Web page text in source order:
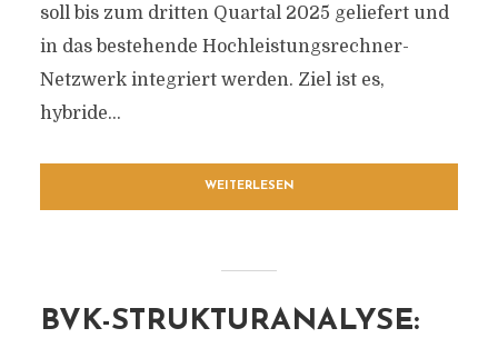
soll bis zum dritten Quartal 2025 geliefert und
in das bestehende Hochleistungsrechner-
Netzwerk integriert werden. Ziel ist es,
hybride...
WEITERLESEN
BVK-STRUKTURANALYSE: